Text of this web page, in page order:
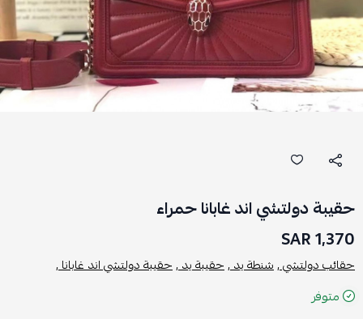
حقيبة دولتشي اند غابانا حمراء
1,370 SAR
حقائب دولتشي ,شنطة يد ,حقيبة يد ,حقيبة دولتشي اند غابانا ,
متوفر